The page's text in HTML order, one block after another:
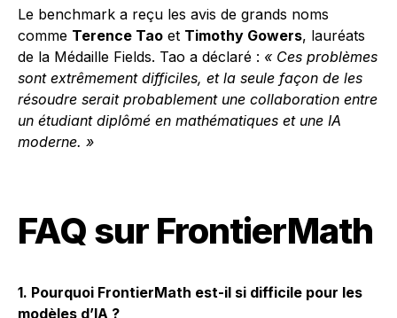
Le benchmark a reçu les avis de grands noms
comme Terence Tao et Timothy Gowers, lauréats
de la Médaille Fields. Tao a déclaré : « Ces problèmes
sont extrêmement difficiles, et la seule façon de les
résoudre serait probablement une collaboration entre
un étudiant diplômé en mathématiques et une IA
moderne. »
FAQ sur FrontierMath
1. Pourquoi FrontierMath est-il si difficile pour les
modèles d’IA ?